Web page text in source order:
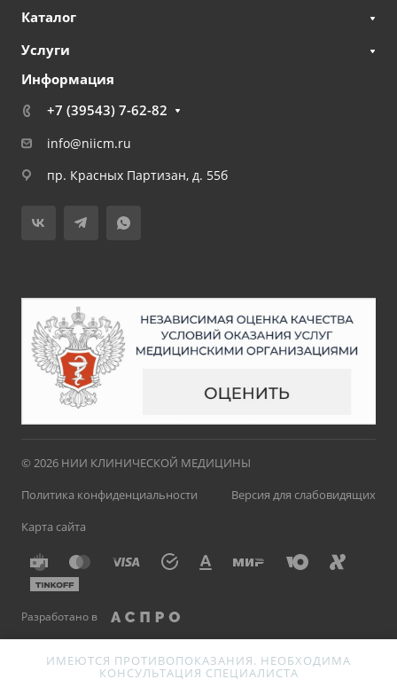
Каталог
Услуги
Информация
+7 (39543) 7-62-82
info@niicm.ru
пр. Красных Партизан, д. 55б
© 2026 НИИ КЛИНИЧЕСКОЙ МЕДИЦИНЫ
Политика конфиденциальности
Версия для слабовидящих
Карта сайта
Разработано в
ИМЕЮТСЯ ПРОТИВОПОКАЗАНИЯ. НЕОБХОДИМА
КОНСУЛЬТАЦИЯ СПЕЦИАЛИСТА